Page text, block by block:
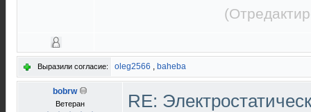
Выразили согласие: oleg2566 , baheba
bobrw
Ветеран
RE: